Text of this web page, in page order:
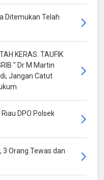
Ditemukan Telah
KERAS: TAUFIK
" Dr M Martin
Jangan Catut
DPO Polsek
3 Orang Tewas dan